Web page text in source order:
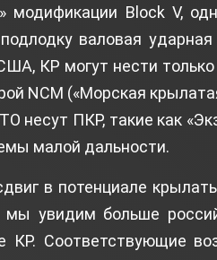
модификации Block V,
валовая
КР могут нести
NCM («Морская
несут ПКР, такие как
малой дальности.
в потенциале
увидим больше
КР. Соответствующие